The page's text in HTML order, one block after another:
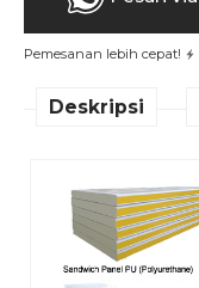
Pemesanan lebih cepat!
Deskripsi